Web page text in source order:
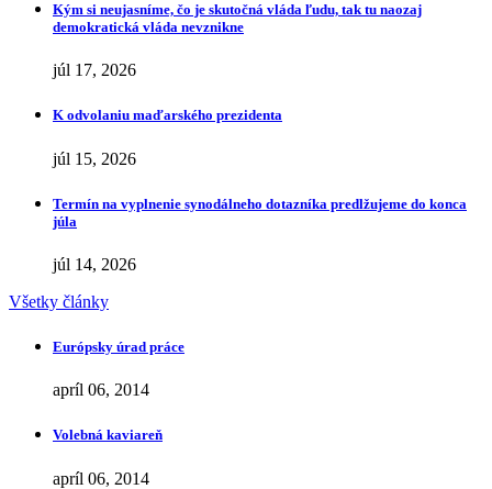
Kým si neujasníme, čo je skutočná vláda ľudu, tak tu naozaj
demokratická vláda nevznikne
júl 17, 2026
K odvolaniu maďarského prezidenta
júl 15, 2026
Termín na vyplnenie synodálneho dotazníka predlžujeme do konca
júla
júl 14, 2026
Všetky články
Európsky úrad práce
apríl 06, 2014
Volebná kaviareň
apríl 06, 2014